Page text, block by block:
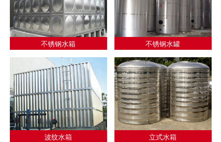
不锈钢水箱 不锈钢水罐
波纹水箱 立式水箱